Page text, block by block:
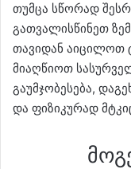
თუმცა სწორად
გათვალისწინეთ
თავიდან აიცილოთ
მიაღწიოთ
გაუმჯობესება,
და ფიზიკურად